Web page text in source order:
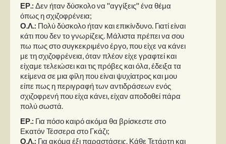
ΕΡ.: Δεν ήταν δύσκολο να ''αγγίξεις'' ένα θέμα
όπως η σχιζοφρένεια;
Ο.Λ.: Πολύ δύσκολο ήταν και επικίνδυνο. Γιατί είναι
κάτι που δεν το γνωρίζεις. Μάλιστα πρέπει να σου
πω πως στο συγκεκριμένο έργο, που είχε να κάνει
με τη σχιζοφρένεια, όταν πλέον είχε γραφτεί και
είχαμε τελειώσει και τις πρόβες και όλα, έδειξα τα
κείμενα σε μια φίλη που είναι ψυχίατρος και μου
είπε πως η περιγραφή των αντιδράσεων ενός
σχιζοφρενή που είχα κάνει, είχαν αποδοθεί πάρα
πολύ σωστά.
ΕΡ.: Για πόσο καιρό ακόμα θα βρίσκεστε στο
Εκατόν Τέσσερα στο Γκάζι;
Ο.Λ.: Για ακόμα έξι παραστάσεις. Κάθε Τετάρτη και